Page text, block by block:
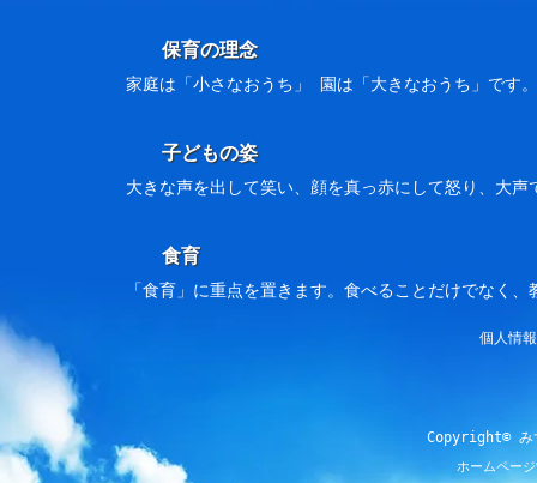
保育の理念
家庭は「小さなおうち」 園は「大きなおうち」です
子どもの姿
大きな声を出して笑い、顔を真っ赤にして怒り、大
食育
「食育」に重点を置きます。食べることだけでなく
個人情
Copyright© み
ホームペー